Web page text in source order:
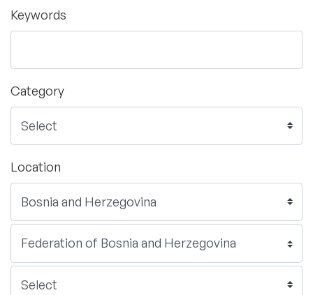
Keywords
Category
Location